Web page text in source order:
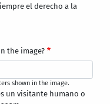
el derecho a la
the image?
shown in the image.
un visitante humano o